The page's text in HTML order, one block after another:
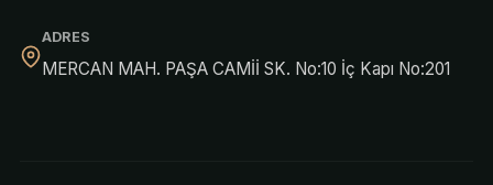
ADRES
MERCAN MAH. PAŞA CAMİİ SK. No:10 İç Kapı No:201